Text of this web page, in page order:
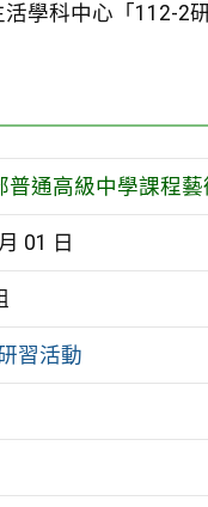
學科中心「112-2
普通高級中學課程
01 日
習活動